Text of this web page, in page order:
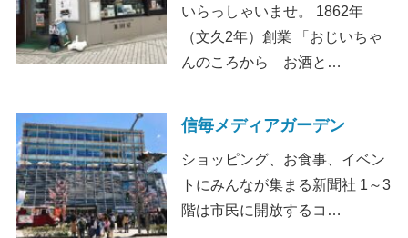
いらっしゃいませ。 1862年
（文久2年）創業 「おじいちゃ
んのころから お酒と…
信毎メディアガーデン
ショッピング、お食事、イベン
トにみんなが集まる新聞社 1～3
階は市民に開放するコ…